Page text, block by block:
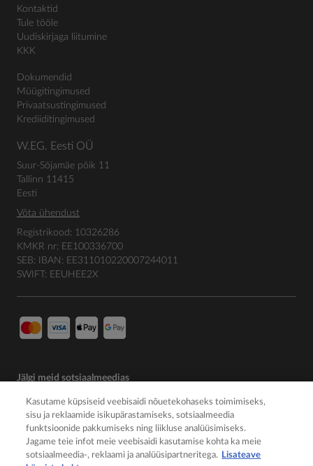
Kontaktid
Tule tööle
Uudiskirjaga liitumine
KKK
Dokumendid
Müügitingimused
Privaatsustingimused
Krediiditingimused
W.EG. Eesti OÜ
Suur-Sõjamäe põik 11
Tallinn 11415
Eesti
Võta ühendust
Registrikood: 10326286
KMKR nr: EE100336700
SEB: IBAN: EE311010220007244011
SWIFT: EEUHEE2X
Jälgi meid sotsiaalmeedias
Kasutame küpsiseid veebisaidi nõuetekohaseks toimimiseks,
sisu ja reklaamide isikupärastamiseks, sotsiaalmeedia
funktsioonide pakkumiseks ning liikluse analüüsimiseks.
Jagame teie infot meie veebisaidi kasutamise kohta ka meie
sotsiaalmeedia-, reklaami ja analüüsipartneritega. Lisateave